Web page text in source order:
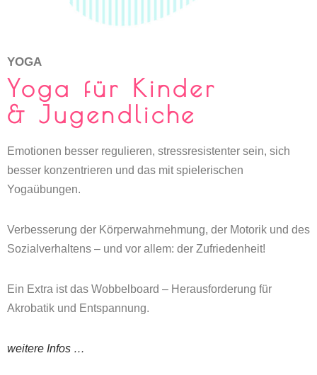
YOGA
Yoga für Kinder
& Jugendliche
Emotionen besser regulieren, stressresistenter sein, sich
besser konzentrieren und das mit spielerischen
Yogaübungen.
Verbesserung der Körperwahrnehmung, der Motorik und des
Sozialverhaltens – und vor allem: der Zufriedenheit!
Ein Extra ist das Wobbelboard – Herausforderung für
Akrobatik und Entspannung.
weitere Infos …